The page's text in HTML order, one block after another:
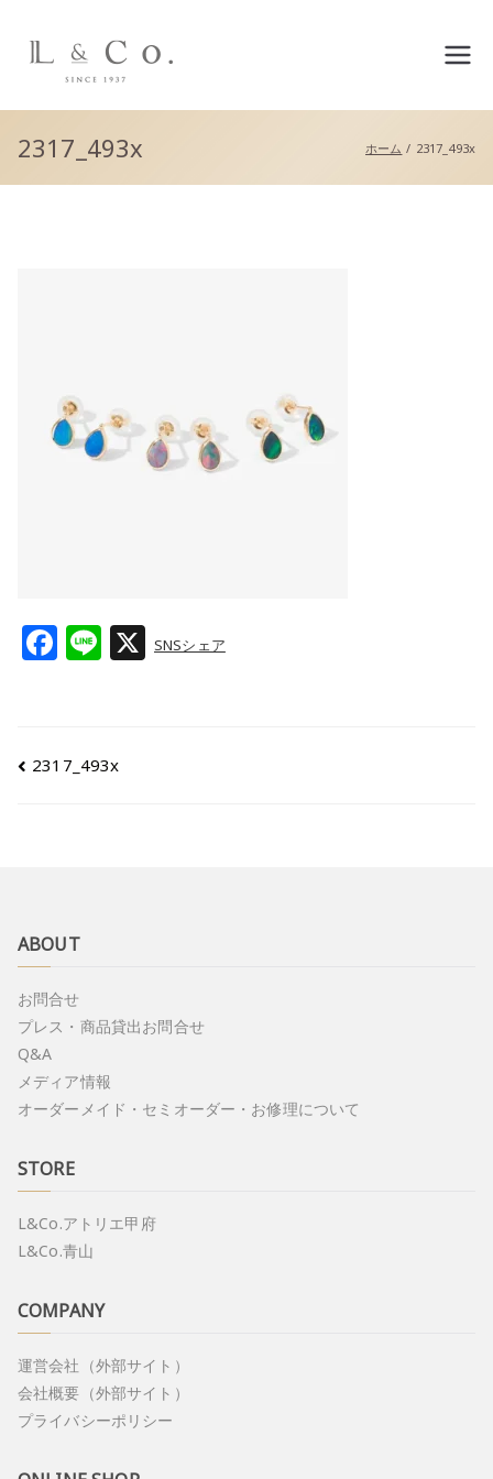
L&co.（エルアンドコー）公
2317_493x ホーム 2317_493x
F
e
b
Li X
SNSシェア
2317_493x
ABOUT
お問合せ
プレス・商品貸出お問合せ
Q&A
メディア情報
オーダーメイド・セミオーダー・お修理について
STORE
L&Co.アトリエ甲府
L&Co.青山
COMPANY
運営会社（外部サイト）
会社概要（外部サイト）
プライバシーポリシー